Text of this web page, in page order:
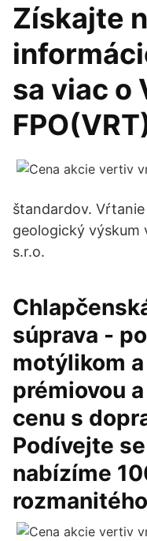
Získajte
sa viac o
štandardov.
geologický výskum
s.r.o.
súprava -
motýlikom
prémiovou
cenu s
Podívejte
nabízíme